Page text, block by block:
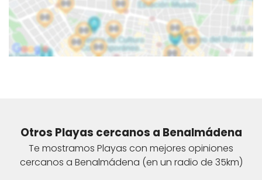
Otros Playas cercanos a Benalmádena
Te mostramos Playas con mejores opiniones
cercanos a Benalmádena (en un radio de 35km)